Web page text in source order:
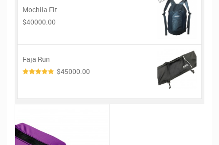
Mochila Fit
$40000.00
Faja Run
$45000.00